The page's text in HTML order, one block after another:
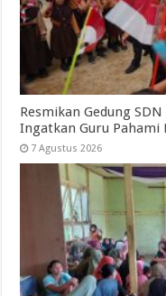
Resmikan Gedung
Ingatkan Guru Pahami
7 Agustus 2026